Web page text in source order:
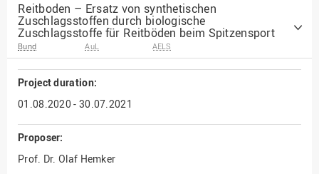
Reitboden – Ersatz von synthetischen
Zuschlagsstoffen durch biologische
Zuschlagsstoffe für Reitböden beim Spitzensport
Bund AuL AELS
Project duration:
01.08.2020 - 30.07.2021
Proposer:
Prof. Dr. Olaf Hemker